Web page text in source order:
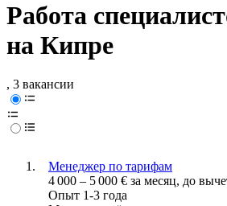
Работа
на Кипре
, 3 вакансии
Менеджер по тарифам
4 000 – 5 000 € за месяц, до
Опыт 1-3 года